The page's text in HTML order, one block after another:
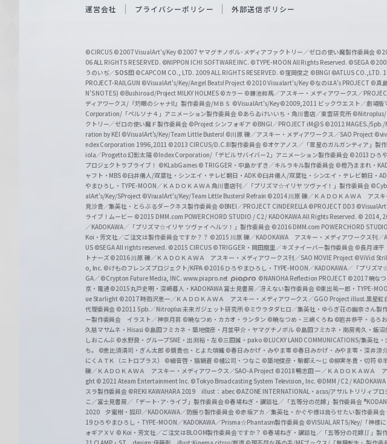
i
c
h
w
a
r
z
運営会社 プライバシーポリシー 外部送信ポリシー
©CIRCUS ©2007 VisualArt's/Key ©2007 ヤマグチノボル･メディアファクトリー／ゼロの使い魔製作委員会
06 ALL RIGHTS RESERVED. ©NIPPON ICHI SOFTWARE INC. ©TYPE-MOON All Rights Reserved. ©SEGA
うのいぢ／SOS団 ©CAPCOM CO., LTD. 2009 ALL RIGHTS RESERVED. ©窪岡俊之 ©BNGI ©ATLUS CO.,LTD.
PROJECT-RAILGUN ©VisualArt's/Key/Angel Beats! Project ©2010 Visualart's/Key ©なのはA's PROJECT ©真
N'S NOTES) ©Bushiroad/Project MILKY HOLMES ©カラー ©鎌池和馬／アスキー・メディアワークス／
ディアワークス/『灼眼のシャナII』製作委員会/ＭＢＳ ©VisualArt's/Key©2009,2011 ビックウエスト／劇場版
Corporation/「ペルソナ４」アニメーション製作委員会 ©あらゐけいいち・角川書店／東雲研究所 ©Nitroplus/
クトリー／ゼロの使い魔Ｆ製作委員会 ©Project シンフォギア ©BNGI／PROJECT iM@S ©2012 MAGES./
ration by KEI ©VisualArt's/Key/Team Little Busters! ©川原 礫／アスキー・メディアワークス／SAO Project
ndex Corporation 1996,2011 ©2013 CIRCUS/D.C.III製作委員会 ©オケアノス／「翠星のガルガンティア」製
iola／Progetto 幻影太陽 ©Index Corporation/「デビルサバイバー2」アニメーション製作委員会 ©2013 ひろ
プロジェクトラブライブ！ ©KLabGames © TRIGGER・中島かずき／キルラキル製作委員会 ©橙乃ままれ・
ャフト・MBS ©臼井儀人/双葉社・シンエイ・テレビ朝日・ADK ©臼井儀人/双葉社・シンエイ・テレビ朝日・
やまひろし・TYPE-MOON／ＫＡＤＯＫＡＷＡ 角川書店刊／「プリズマ☆イリヤ ツヴァイ！」製作委員会
alArt's/Key/SProject ©VisualArt's/Key/Team Little Busters! Refrain ©2014 川原 礫／ＫＡＤＯＫＡＷＡ アス
見沙貴／集英社・とらぶるダークネス製作委員会 ©BNEI／PROJECT CINDERELLA ©PROJECT DD3
ライブ！ムービー ©2015 DMM.com POWERCHORD STUDIO / C2 / KADOKAWA All Rights Reserved. © 2014,
／KADOKAWA／「プリズマ☆イリヤ ツヴァイ ヘルツ！」製作委員会 ©2016 DMM.com POWERCHORD
Koi・芳文社／ご注文は製作委員会ですか？？ ©2015 川原 礫／KADOKAWA アスキー・メディアワークス刊／
US ©SEGA All rights reserved. ©2015 CIRCUS ©TRIGGER・岡田麿里／キズナイーバー製作委員会 ©長月達平
トナーズ©2016 川原 礫／ＫＡＤＯＫＡＷＡ アスキー・メディアワークス刊／SAO MOVIE Project ©ViVid
o, Inc. ©けものフレンズプロジェクト/KFPA ©2016 ひろやまひろし・TYPE-MOON／KADOKAWA／「プリズ
GA／ ©Crypton Future Media, INC. www.piapro.net
©NANOHA Reflection PROJECT ©2017 暁な
京・電通 ©2015丸戸史明・深崎暮人・KADOKAWA 富士見書房／冴えない製作委員会 ©東出祐一郎・TYPE-
ue Starlight ©2017 時雨沢恵一／ＫＡＤＯＫＡＷＡ アスキー・メディアワークス／GGO Project illust.黒星紅
代理委員会 ©2011 5pb.／Nitroplus 未来ガジェット研究所 ©ミウラタダヒロ／集英社・ゆらぎ荘の幽奈さん製
ー製作委員会 イラスト／神奈月昇 ©暁なつめ・カカオ・ランタン ©暁なつめ・三嶋くろね ©岩井恭平・るろお
久慈マサムネ・Hisasi ©島田フミカネ・築地俊彦・月並甲介・ヤマグチノボル ©島田フミカネ・南房秀久・飯沼
しおこんぶ ©水野良・グループSNE・出渕裕・左©三田誠・pako ©LUCKY LAND COMMUNICATIONS/集英社
ち。
©恵比須清司・ぎん太郎 ©鏡貴也・とよた瑣織 ©春日みかげ・みやま零 ©春日みかげ・みやま零・深井涼介
にくＡＴＫ（ニトロプラス） ©細音啓・猫鍋蒼 ©橘公司・つなこ ©築地俊彦・駒都え～じ ©柳実冬貴・切符 ©
礫／ＫＡＤＯＫＡＷＡ アスキー・メディアワークス／SAO-A Project ©2018 鴨志田 一／ＫＡＤＯＫＡＷＡ
ght © 2021 Ateam Entertainment Inc. ©Tokyo Broadcasting System Television, Inc. ©DMM / C2 / KADOKAWA
スラ製作委員会 ©REKI KAWAHARA 2019 illust：abec ©AZONE INTERNATIONAL・acus/アサルトリリィプロ
こ／富士見書房／「デート･ア･ライブ」製作委員会©春場ねぎ・講談社／「五等分の花嫁」製作委員会
2020 夕蜜柑・狐印／KADOKAWA／防振り製作委員会 ©赤坂アカ／集英社・かぐや様は告らせたい製作委員会
19 ひろやまひろし・TYPE-MOON／KADOKAWA／Prisma☆Phantasm製作委員会 ©VISUAL ARTS/Key/「神様
ォギアＸＶ © Koi・芳文社／ご注文はBLOOM製作委員会ですか？ ©春場ねぎ・講談社／「五等分の花嫁∬」製